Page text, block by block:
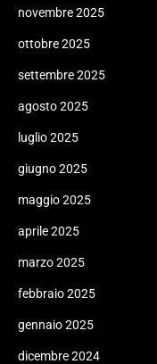
novembre 2025
ottobre 2025
settembre 2025
agosto 2025
luglio 2025
giugno 2025
maggio 2025
aprile 2025
marzo 2025
febbraio 2025
gennaio 2025
dicembre 2024